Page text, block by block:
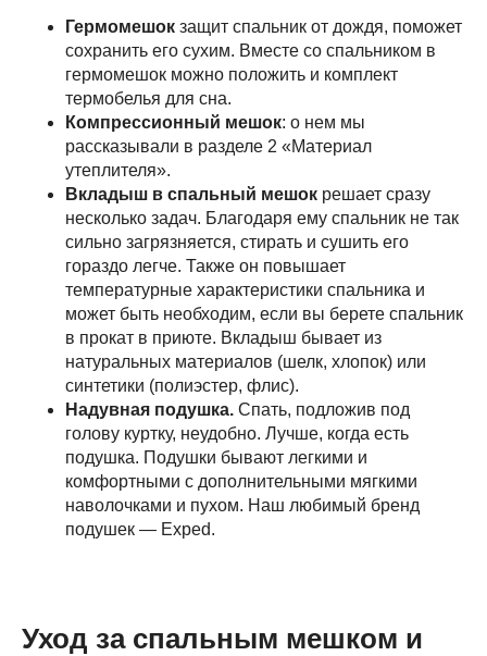
Гермомешок защит спальник от дождя, поможет
сохранить его сухим. Вместе со спальником в
гермомешок можно положить и комплект
термобелья для сна.
Компрессионный мешок: о нем мы
рассказывали в разделе 2 «Материал
утеплителя».
Вкладыш в спальный мешок решает сразу
несколько задач. Благодаря ему спальник не так
сильно загрязняется, стирать и сушить его
гораздо легче. Также он повышает
температурные характеристики спальника и
может быть необходим, если вы берете спальник
в прокат в приюте. Вкладыш бывает из
натуральных материалов (шелк, хлопок) или
синтетики (полиэстер, флис).
Надувная подушка. Спать, подложив под
голову куртку, неудобно. Лучше, когда есть
подушка. Подушки бывают легкими и
комфортными с дополнительными мягкими
наволочками и пухом. Наш любимый бренд
подушек — Exped.
Уход за спальным мешком и
Все права защищены.
Копирование материалов с сайта запрещено.
Политика обработки персональных данных
Экспедиции
Трекинги Восхождения Календарь
О нас
Индивидуальные туры